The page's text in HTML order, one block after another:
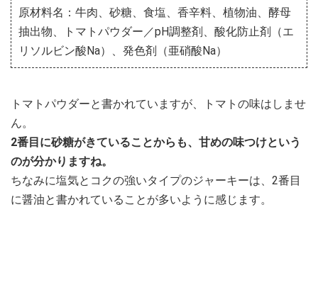
原材料名：牛肉、砂糖、食塩、香辛料、植物油、酵母
抽出物、トマトパウダー／pH調整剤、酸化防止剤（エ
リソルビン酸Na）、発色剤（亜硝酸Na）
トマトパウダーと書かれていますが、トマトの味はしませ
ん。
2番目に砂糖がきていることからも、甘めの味つけという
のが分かりますね。
ちなみに塩気とコクの強いタイプのジャーキーは、2番目
に醤油と書かれていることが多いように感じます。